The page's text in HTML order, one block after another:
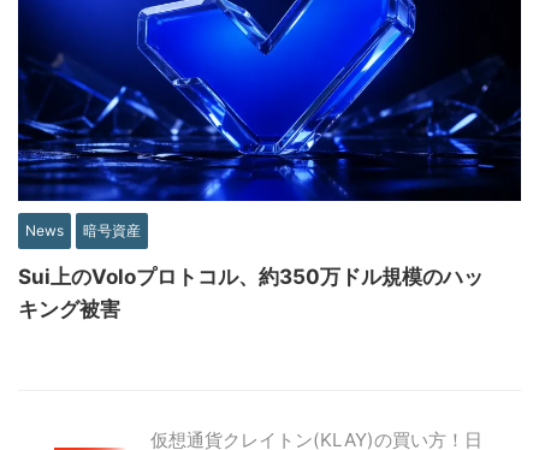
News 暗号資産
Sui上のVoloプロトコル、約350万ドル規模のハッ
キング被害
仮想通貨クレイトン(KLAY)の買い方！日